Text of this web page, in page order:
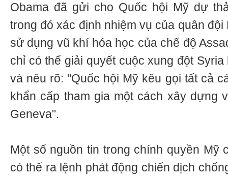
Obama đã gửi cho Quốc hội Mỹ dự
trong đó xác định nhiệm vụ của quân
sử dụng vũ khí hóa học của chế độ
chỉ có thể giải quyết cuộc xung đột
và nêu rõ: "Quốc hội Mỹ kêu gọi tất cả
khẩn cấp tham gia một cách xây dựng
Geneva".
Một số nguồn tin trong chính quyền Mỹ
có thể ra lệnh phát động chiến dịch